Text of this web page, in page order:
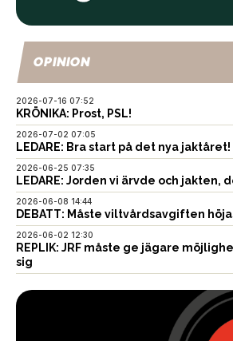
OPINION
2026-07-16 07:52
KRÖNIKA: Prost, PSL!
2026-07-02 07:05
LEDARE: Bra start på det nya jaktåret!
2026-06-25 07:35
LEDARE: Jorden vi ärvde och jakten,
2026-06-08 14:44
DEBATT: Måste viltvårdsavgiften
2026-06-02 12:30
REPLIK: JRF måste ge jägare
sig